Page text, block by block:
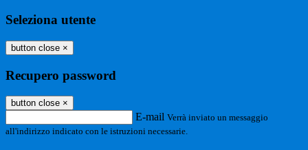
Seleziona utente
button close ×
Recupero password
button close ×
E-mail Verrà inviato un messaggio
all'indirizzo indicato con le istruzioni necessarie.